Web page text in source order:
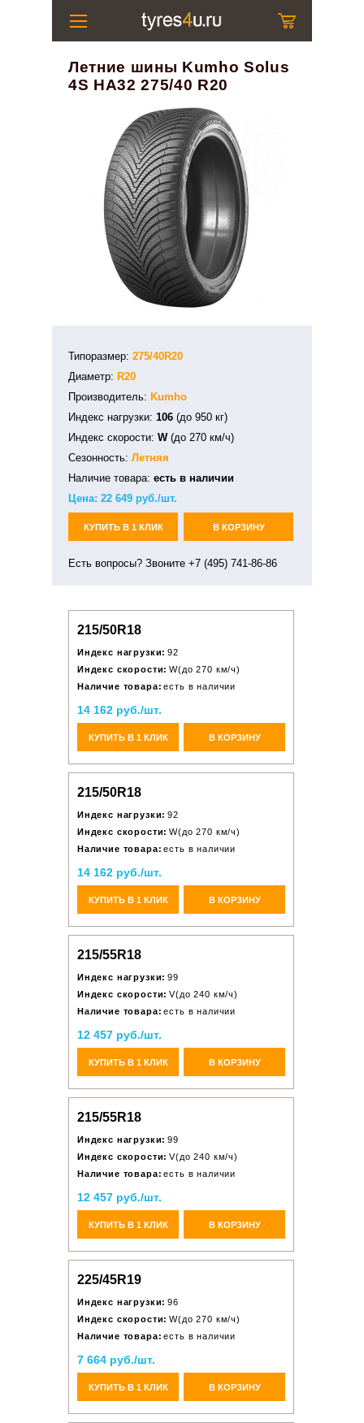
Летние шины Kumho Solus
4S HA32 275/40 R20
Типоразмер: 275/40R20
Диаметр: R20
Производитель: Kumho
Индекс нагрузки: 106 (до 950 кг)
Индекс скорости: W(до 270 км/ч)
Сезонность: Летняя
Наличие товара: есть в наличии
Цена: 22 649 руб./шт.
КУПИТЬ В 1 КЛИК В КОРЗИНУ
Есть вопросы? Звоните +7 (495) 741-86-86
215/50R18
Индекс нагрузки: 92
Индекс скорости: W(до 270 км/ч)
Наличие товара: есть в наличии
14 162 руб./шт.
КУПИТЬ В 1 КЛИК В КОРЗИНУ
215/50R18
Индекс нагрузки: 92
Индекс скорости: W(до 270 км/ч)
Наличие товара: есть в наличии
14 162 руб./шт.
КУПИТЬ В 1 КЛИК В КОРЗИНУ
215/55R18
Индекс нагрузки: 99
Индекс скорости: V(до 240 км/ч)
Наличие товара: есть в наличии
12 457 руб./шт.
КУПИТЬ В 1 КЛИК В КОРЗИНУ
215/55R18
Индекс нагрузки: 99
Индекс скорости: V(до 240 км/ч)
Наличие товара: есть в наличии
12 457 руб./шт.
КУПИТЬ В 1 КЛИК В КОРЗИНУ
225/45R19
Индекс нагрузки: 96
Индекс скорости: W(до 270 км/ч)
Наличие товара: есть в наличии
7 664 руб./шт.
КУПИТЬ В 1 КЛИК В КОРЗИНУ